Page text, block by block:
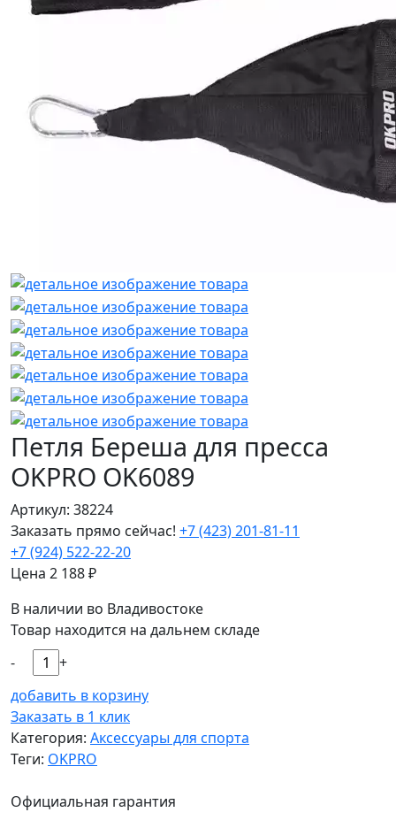
Петля Береша для пресса
OKPRO OK6089
Артикул: 38224
Заказать прямо сейчас! +7 (423) 201-81-11
+7 (924) 522-22-20
Цена 2 188₽
В наличии во Владивостоке
Товар находится на дальнем складе
-
+
добавить в корзину
Заказать в 1 клик
Категория: Аксессуары для спорта
Теги: OKPRO
Официальная гарантия